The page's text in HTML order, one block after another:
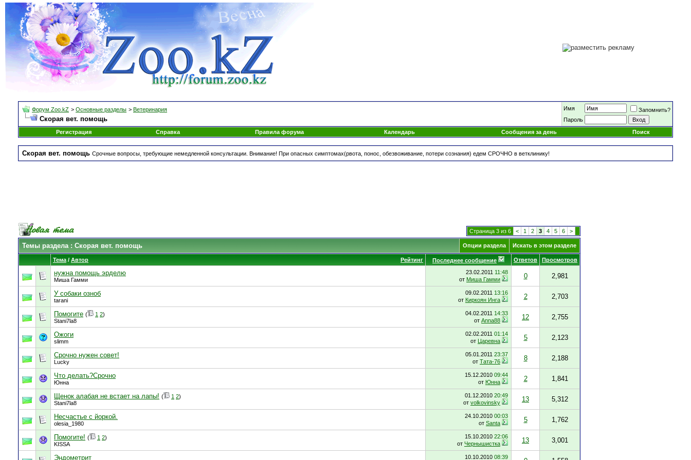
Форум Zoo.kZ > Основные разделы > Ветеринария
Скорая вет. помощь
Имя
Запомнить?
Пароль
Регистрация
Справка Правила форума Календарь Сообщения за день Поиск
Скорая вет. помощь Срочные вопросы, требующие немедленной консультации. Внимание! При опасных симптомах(рвота, понос, обезвоживание, потери сознания) едем СРОЧНО в ветклинику!
Страница 3 из 6 < 1 2 3 4 5 6 >
Темы раздела: Скорая вет. помощь Опции раздела Искать в этом разделе
Рейтинг
Тема / Автор Последнее сообщение Ответов Просмотров
нужна помощь эрделю
Миша Гамми
23.02.2011 11:48
от Миша Гамми 0 2,981
У собаки озноб
tarani
09.02.2011 13:16
от Киркоян Инга 2 2,703
Помогите ( 1 2)
Stani7la8
04.02.2011 14:33
от Anna88 12 2,755
Ожоги
slimm
02.02.2011 01:14
от Царевна 5 2,123
Срочно нужен совет!
Luсky
05.01.2011 23:37
от Тата-76 8 2,188
Что делать?Срочно
Юнна
15.12.2010 09:44
от Юнна 2 1,841
Щенок алабая не встает на лапы! ( 1 2)
Stani7la8
01.12.2010 20:49
от volkovinsky 13 5,312
Несчастье с йоркой.
olesia_1980
24.10.2010 00:03
от Santa 5 1,762
Помогите! ( 1 2)
KISSA
15.10.2010 22:06
от Чернышистка 13 3,001
Эндометрит 10.10.2010 08:39